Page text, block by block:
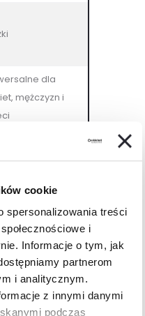
cookie
spersonalizowania treści
i
Informacje o tym, jak
partnerom
i analitycznym.
z innymi danymi
podczas
dla
mężczyzn i
od 61 cm do 87
od 71 cm do
od 83 cm do